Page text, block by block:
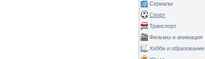
Сериалы
Спорт
Транспорт
Фильмы и анимация
Хобби и образование